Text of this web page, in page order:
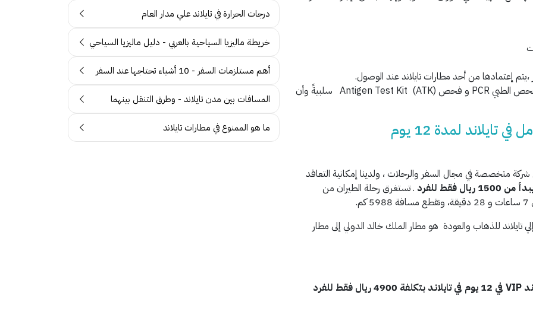
إعتمادها من أحد مطارات تايلاند عند الوصول.
شهادة تطعيم بلقاح كوفيد 19 ، أو شهادة شهادة الفحص الطبي PCR و فحص Antigen Test Kit (ATK) سلبيةً وأن
لمدة 12 يوم
متخصصة في مجال السفر والرحلات ، ولدينا إمكانية التعاقد
للفرد
. تستغرق رحلة الطيران من
للذهاب والعودة هو مطار الملك خالد الدولي إلى مطار
في 12 يوم في تايلاند بتكلفة 4900 ريال فقط للفرد
درجات الحرارة في تايلاند علي مدار العام
خريطة ماليزيا السياحية بالعربي - دليل ماليزيا السياحي
أهم مستلزمات السفر - 10 أشياء تحتاجها عند السفر
المسافات بين مدن تايلاند - وطرق التنقل بينهما
ما هو الممنوع في مطارات تايلاند